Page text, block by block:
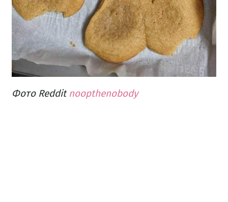
Фото Reddit noopthenobody